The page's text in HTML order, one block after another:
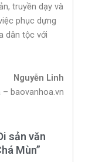
truyền dạy và
phục dựng
dân tộc với
Nguyễn Linh
– baovanhoa.vn
sản văn
Mùn”